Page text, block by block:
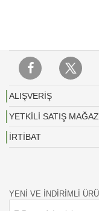
ALIŞVERİŞ
YETKİLİ SATIŞ
İRTİBAT
YENİ VE İNDİRİMLİ